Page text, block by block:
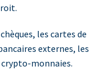
les cartes de
externes, les
monnaies.